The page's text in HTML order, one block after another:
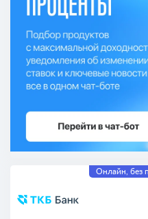
Онлайн, без